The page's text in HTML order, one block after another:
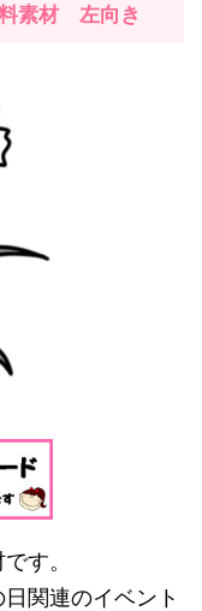
素材 左向き
す。
関連のイベント